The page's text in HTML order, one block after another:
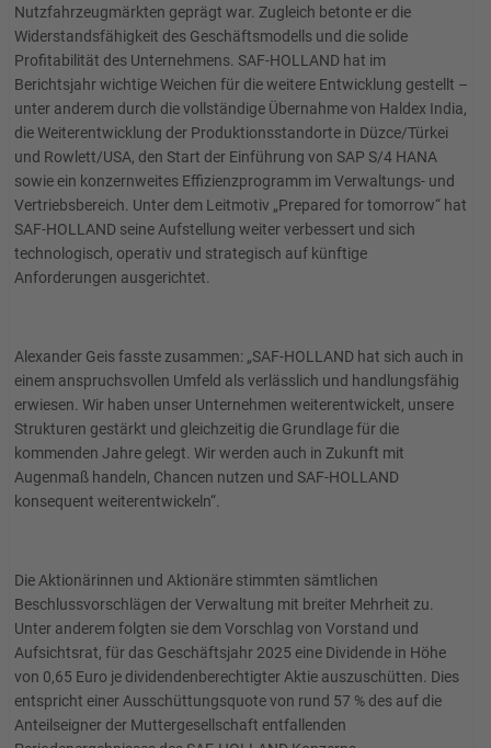
Nutzfahrzeugmärkten geprägt war. Zugleich betonte er die
Widerstandsfähigkeit des Geschäftsmodells und die solide
Profitabilität des Unternehmens. SAF-HOLLAND hat im
Berichtsjahr wichtige Weichen für die weitere Entwicklung gestellt –
unter anderem durch die vollständige Übernahme von Haldex India,
die Weiterentwicklung der Produktionsstandorte in Düzce/Türkei
und Rowlett/USA, den Start der Einführung von SAP S/4 HANA
sowie ein konzernweites Effizienzprogramm im Verwaltungs- und
Vertriebsbereich. Unter dem Leitmotiv „Prepared for tomorrow“ hat
SAF-HOLLAND seine Aufstellung weiter verbessert und sich
technologisch, operativ und strategisch auf künftige
Anforderungen ausgerichtet.
Alexander Geis fasste zusammen: „SAF-HOLLAND hat sich auch in
einem anspruchsvollen Umfeld als verlässlich und handlungsfähig
erwiesen. Wir haben unser Unternehmen weiterentwickelt, unsere
Strukturen gestärkt und gleichzeitig die Grundlage für die
kommenden Jahre gelegt. Wir werden auch in Zukunft mit
Augenmaß handeln, Chancen nutzen und SAF-HOLLAND
konsequent weiterentwickeln“.
Die Aktionärinnen und Aktionäre stimmten sämtlichen
Beschlussvorschlägen der Verwaltung mit breiter Mehrheit zu.
Unter anderem folgten sie dem Vorschlag von Vorstand und
Aufsichtsrat, für das Geschäftsjahr 2025 eine Dividende in Höhe
von 0,65 Euro je dividendenberechtigter Aktie auszuschütten. Dies
entspricht einer Ausschüttungsquote von rund 57 % des auf die
Anteilseigner der Muttergesellschaft entfallenden